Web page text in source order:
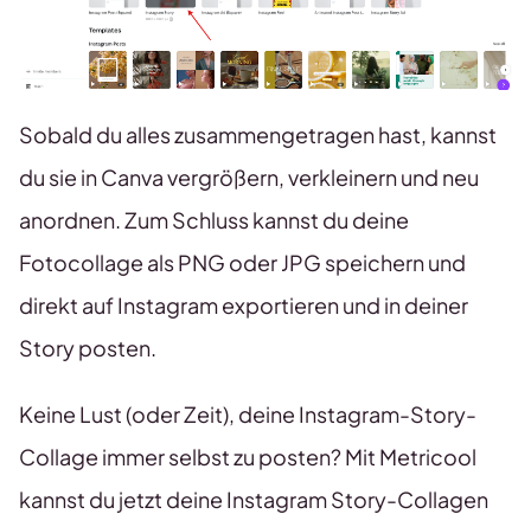
Sobald du alles zusammengetragen hast, kannst
du sie in Canva vergrößern, verkleinern und neu
anordnen. Zum Schluss kannst du deine
Fotocollage als PNG oder JPG speichern und
direkt auf Instagram exportieren und in deiner
Story posten.
Keine Lust (oder Zeit), deine Instagram-Story-
Collage immer selbst zu posten? Mit Metricool
kannst du jetzt deine Instagram Story-Collagen